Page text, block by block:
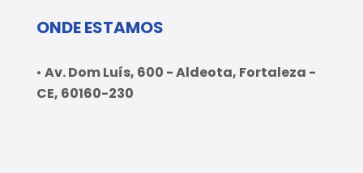
ONDE ESTAMOS
• Av. Dom Luís, 600 - Aldeota, Fortaleza -
CE, 60160-230